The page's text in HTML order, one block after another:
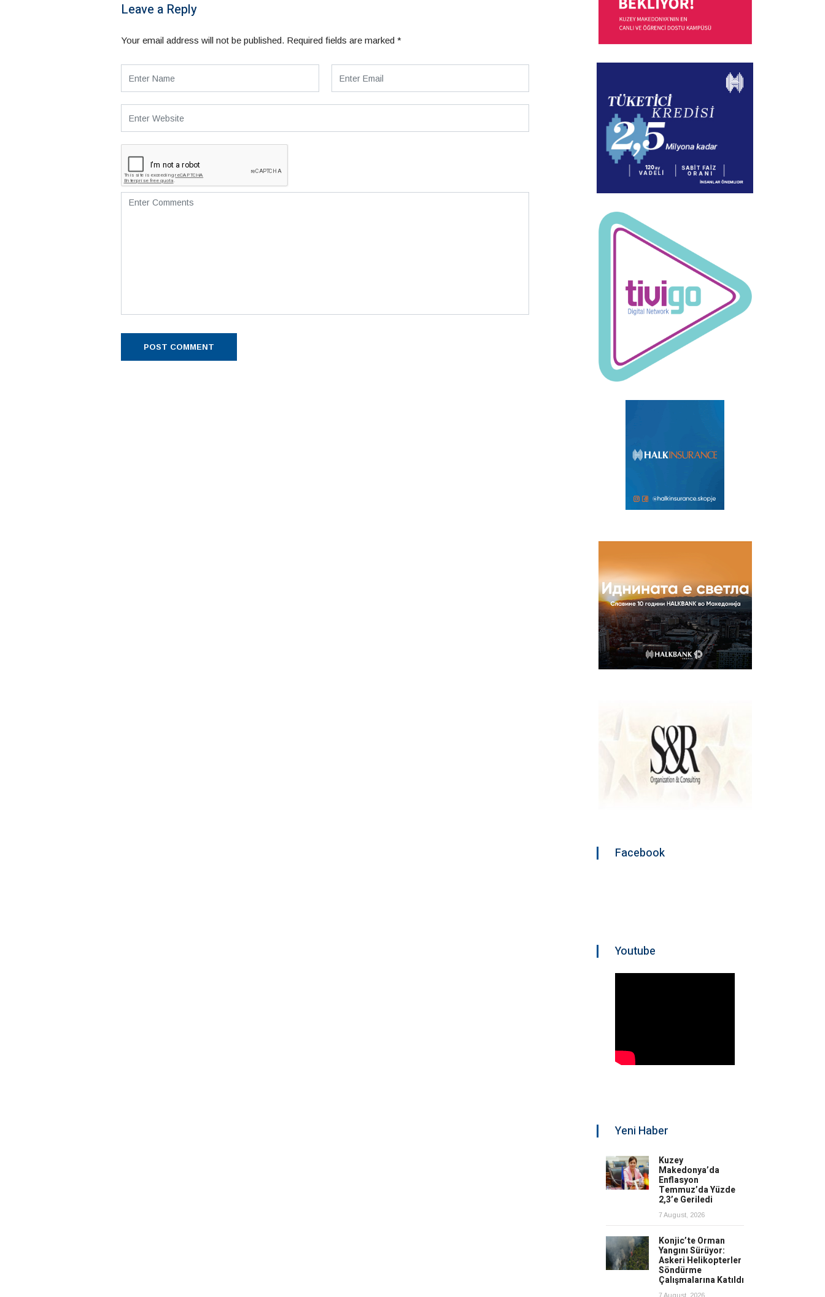
Leave a Reply
Your email address will not be published. Required fields are marked *
Facebook
Youtube
Yeni Haber
Kuzey
Makedonya’da
Enflasyon
Temmuz’da Yüzde
2,3’e Geriledi
7 August, 2026
Konjic’te Orman
Yangını Sürüyor:
Askeri Helikopterler
Söndürme
Çalışmalarına Katıldı
7 August, 2026